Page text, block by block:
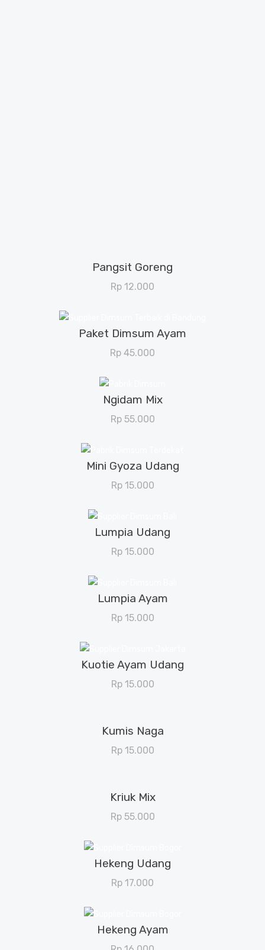
View Details
Pangsit Goreng
Rp 12.000
Paket Dimsum Ayam
Rp 45.000
View Details
Ngidam Mix
Rp55.000
View Details
Mini Gyoza Udang
Rp15.000
View Details
Lumpia Udang
Rp15.000
View Details
Lumpia Ayam
Rp15.000
View Details
Kuotie Ayam Udang
Rp15.000
View Details
Kumis Naga
Rp15.000
Kriuk Mix
Rp55.000
View Details
Hekeng Udang
Rp 17.000
View Details
Hekeng Ayam